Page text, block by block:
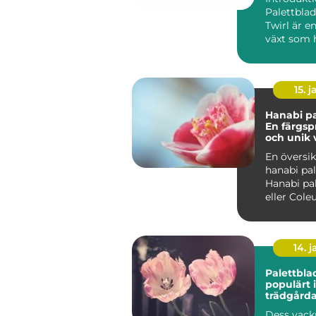
Twirl är
växt som
sin ...
15.
Hanabi
En
och unik
En
hanabi
Hanabi
eller
det
14.
populärt